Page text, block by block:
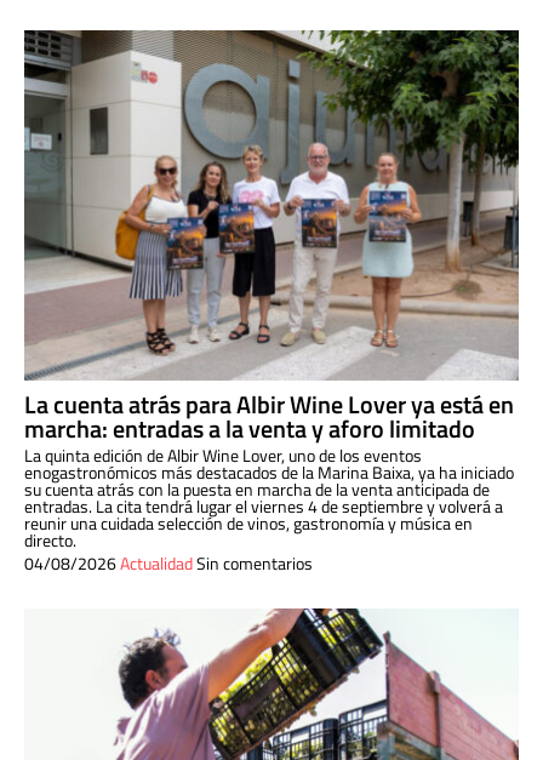
La cuenta atrás para Albir Wine Lover ya está en
marcha: entradas a la venta y aforo limitado
La quinta edición de Albir Wine Lover, uno de los eventos
enogastronómicos más destacados de la Marina Baixa, ya ha iniciado
su cuenta atrás con la puesta en marcha de la venta anticipada de
entradas. La cita tendrá lugar el viernes 4 de septiembre y volverá a
reunir una cuidada selección de vinos, gastronomía y música en
directo.
04/08/2026ActualidadSin comentarios